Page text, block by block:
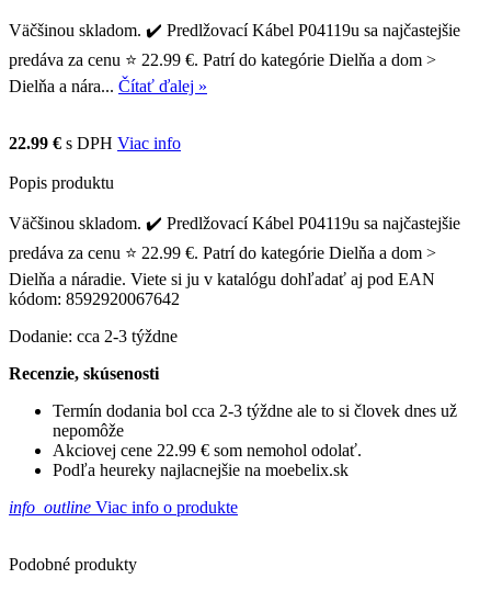
Väčšinou skladom. ✔️ Predlžovací Kábel P04119u sa najčastejšie
predáva za cenu ⭐ 22.99 €. Patrí do kategórie Dielňa a dom >
Dielňa a nára... Čítať ďalej »
22.99 € s DPH Viac info
Popis produktu
Väčšinou skladom. ✔️ Predlžovací Kábel P04119u sa najčastejšie
predáva za cenu ⭐ 22.99 €. Patrí do kategórie Dielňa a dom >
Dielňa a náradie. Viete si ju v katalógu dohľadať aj pod EAN
kódom: 8592920067642
Dodanie: cca 2-3 týždne
Recenzie, skúsenosti
Termín dodania bol cca 2-3 týždne ale to si človek dnes už
nepomôže
Akciovej cene 22.99 € som nemohol odolať.
Podľa heureky najlacnejšie na moebelix.sk
info_outline Viac info o produkte
Podobné produkty